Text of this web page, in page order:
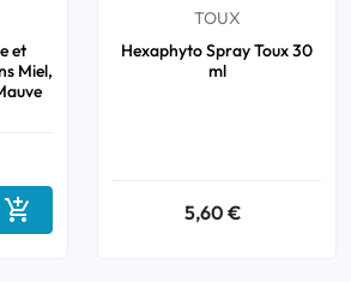
et
Miel,
Ajouter au panier
TOUX
Hexaphyto Spray Toux 30
ml
5,60 €